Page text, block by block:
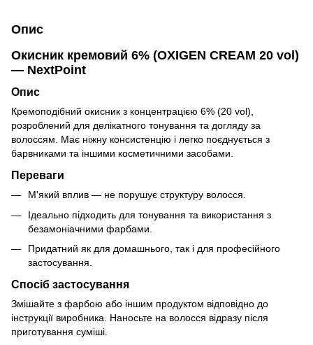
Опис
Окисник кремовий 6% (OXIGEN CREAM 20 vol)
— NextPoint
Опис
Кремоподібний окисник з концентрацією 6% (20 vol),
розроблений для делікатного тонування та догляду за
волоссям. Має ніжну консистенцію і легко поєднується з
барвниками та іншими косметичними засобами.
Переваги
М'який вплив — не порушує структуру волосся.
Ідеально підходить для тонування та використання з
безамоніачними фарбами.
Придатний як для домашнього, так і для професійного
застосування.
Спосіб застосування
Змішайте з фарбою або іншим продуктом відповідно до
інструкції виробника. Наносьте на волосся відразу після
приготування суміші.